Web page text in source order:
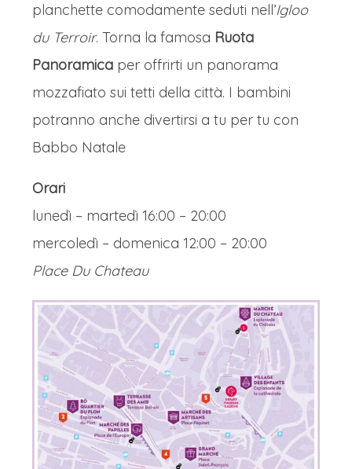
planchette comodamente seduti nell’Igloo
du Terroir. Torna la famosa Ruota
Panoramica per offrirti un panorama
mozzafiato sui tetti della città. I bambini
potranno anche divertirsi a tu per tu con
Babbo Natale
Orari
lunedì – martedì 16:00 – 20:00
mercoledì – domenica 12:00 – 20:00
Place Du Chateau